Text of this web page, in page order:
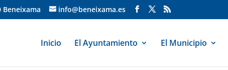
Beneixama info@beneixama.es
Inicio El Ayuntamiento El Municipio